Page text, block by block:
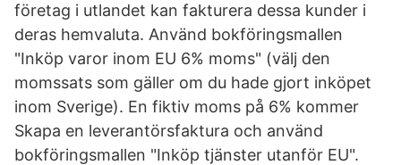
företag i utlandet kan fakturera dessa kunder i
deras hemvaluta. Använd bokföringsmallen
"Inköp varor inom EU 6% moms" (välj den
momssats som gäller om du hade gjort inköpet
inom Sverige). En fiktiv moms på 6% kommer
Skapa en leverantörsfaktura och använd
bokföringsmallen "Inköp tjänster utanför EU".